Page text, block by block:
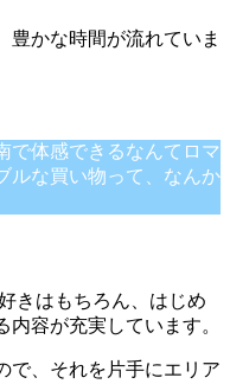
豊かな時間が流れていま
で体感できるなんてロマ
な買い物って、なんか
きはもちろん、はじめ
容が充実しています。
で、それを片手にエリア